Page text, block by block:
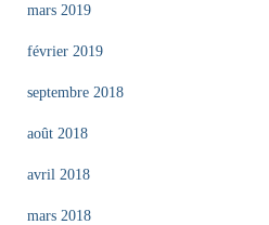
mars 2019
février 2019
septembre 2018
août 2018
avril 2018
mars 2018